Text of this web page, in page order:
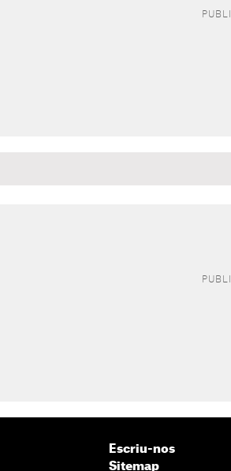
Escriu-nos
Sitemap